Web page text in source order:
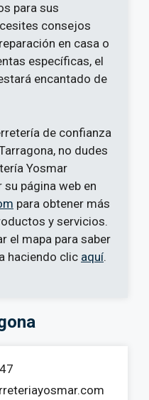
para sus
consejos
en casa o
específicas, el
encantado de
de confianza
no dudes
Yosmar
página web en
para obtener más
y servicios.
el mapa para saber
haciendo clic aquí.